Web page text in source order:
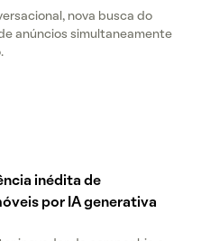
nova busca do
anúncios simultaneamente
inédita de
por IA generativa